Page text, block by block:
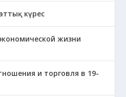
күрес
жизни
и торговля в 19-